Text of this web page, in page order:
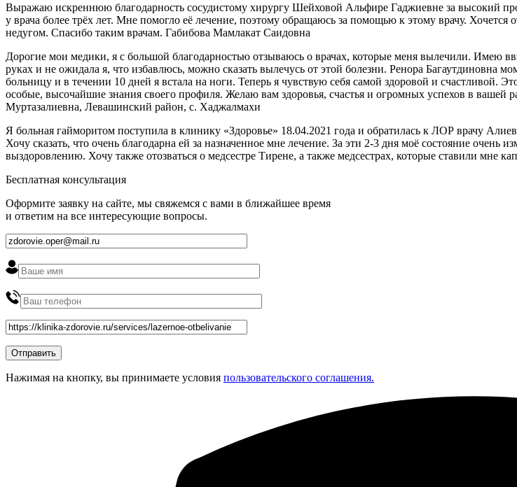
Выражаю искреннюю благодарность сосудистому хирургу Шейховой Альфире Гаджиевне за высокий
у врача более трёх лет. Мне помогло её лечение, поэтому обращаюсь за помощью к этому врачу.
недугом. Спасибо таким врачам. Габибова Мамлакат Саидовна
Дорогие мои медики, я с большой благодарностью отзываюсь о врачах, которые меня вылечили. Имею
руках и не ожидала я, что избавлюсь, можно сказать вылечусь от этой болезни. Ренора Багаутдиновна
больницу и в течении 10 дней я встала на ноги. Теперь я чувствую себя самой здоровой и счастливой.
особые, высочайшие знания своего профиля. Желаю вам здоровья, счастья и огромных успехов в
Муртазалиевна, Левашинский район, с. Хаджалмахи
Я больная гайморитом поступила в клинику «Здоровье» 18.04.2021 года и обратилась к ЛОР врачу
Хочу сказать, что очень благодарна ей за назначенное мне лечение. За эти 2-3 дня моё состояние
выздоровлению. Хочу также отозваться о медсестре Тирене, а также медсестрах, которые ставили
Бесплатная консультация
Оформите заявку на сайте, мы свяжемся с вами в ближайшее время
и ответим на все интересующие вопросы.
Нажимая на кнопку, вы принимаете условия пользовательского соглашения.